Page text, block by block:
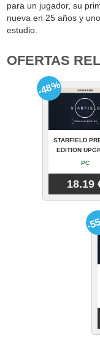
para un jugador, su
nueva en 25 años y
estudio.
OFERTAS
STARFIELD
EDITION
PC
18.19
-48%
-